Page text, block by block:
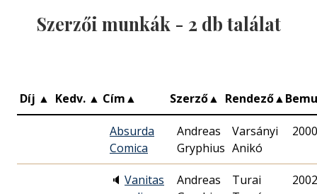
Szerzői munkák - 2 db találat
Díj ▲ Kedv. ▲ Cím▲ Szerző▲ Rendező▲
Absurda
Comica
Andreas
Gryphius
Varsányi
Anikó
🔈 Vanitas
Andreas
Turai